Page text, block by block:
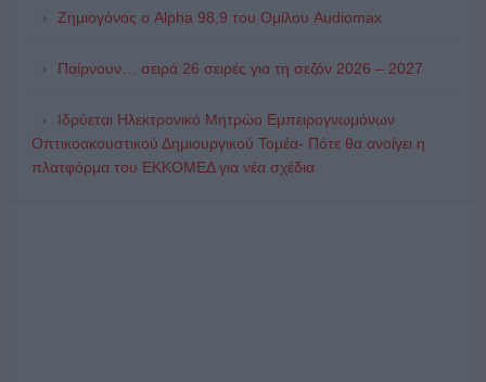
Ζημιογόνος ο Alpha 98,9 του Ομίλου Audiomax
Παίρνουν… σειρά 26 σειρές για τη σεζόν 2026 – 2027
Ιδρύεται Ηλεκτρονικό Μητρώο Εμπειρογνωμόνων
Οπτικοακουστικού Δημιουργικού Τομέα- Πότε θα ανοίγει η
πλατφόρμα του ΕΚΚΟΜΕΔ για νέα σχέδια